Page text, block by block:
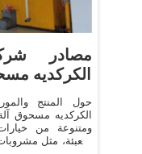
مصادر
الكركديه
الكركديه مسحوق
ومتنوعة من